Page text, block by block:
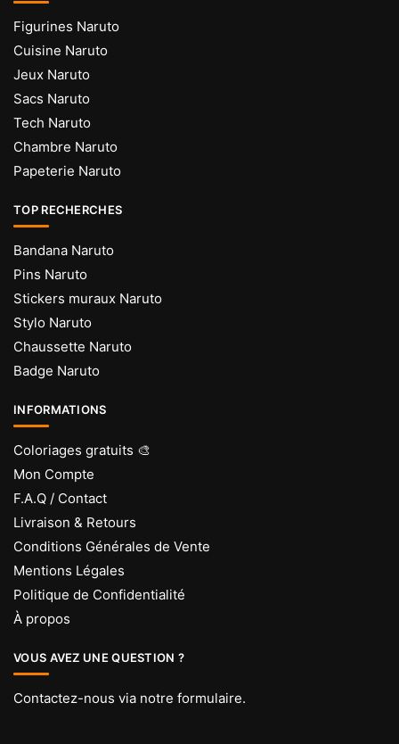
Figurines Naruto
Cuisine Naruto
Jeux Naruto
Sacs Naruto
Tech Naruto
Chambre Naruto
Papeterie Naruto
TOP RECHERCHES
Bandana Naruto
Pins Naruto
Stickers muraux Naruto
Stylo Naruto
Chaussette Naruto
Badge Naruto
INFORMATIONS
Coloriages gratuits 🎨
Mon Compte
F.A.Q / Contact
Livraison & Retours
Conditions Générales de Vente
Mentions Légales
Politique de Confidentialité
À propos
VOUS AVEZ UNE QUESTION ?
Contactez-nous via notre formulaire.